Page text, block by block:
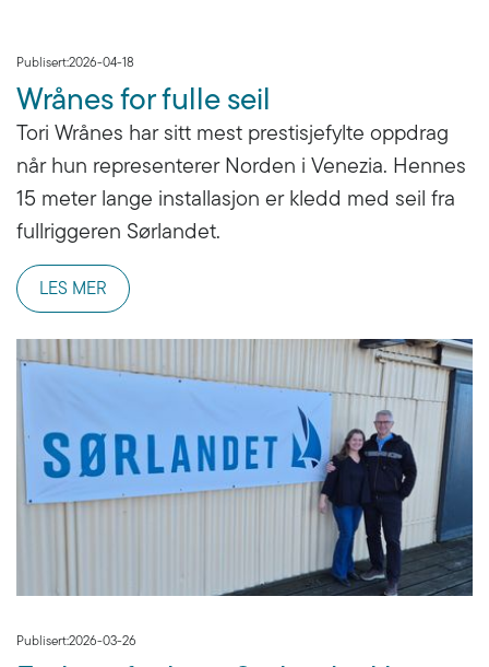
Publisert:2026-04-18
Wrånes for fulle seil
Tori Wrånes har sitt mest prestisjefylte oppdrag
når hun representerer Norden i Venezia. Hennes
15 meter lange installasjon er kledd med seil fra
fullriggeren Sørlandet.
LES MER
Publisert:2026-03-26